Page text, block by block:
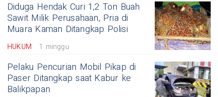
Diduga Hendak Curi 1,2 Ton Buah
Sawit Milik Perusahaan, Pria di
Muara Kaman Ditangkap Polisi
HUKUM 1 minggu
Pelaku Pencurian Mobil Pikap di
Paser Ditangkap saat Kabur ke
Balikpapan